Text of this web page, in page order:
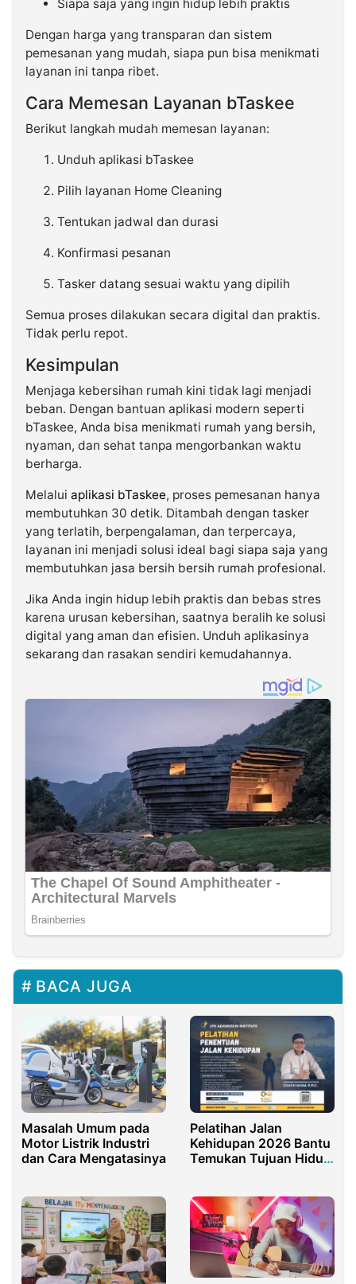
Siapa saja yang ingin hidup lebih praktis
Dengan harga yang transparan dan sistem
pemesanan yang mudah, siapa pun bisa menikmati
layanan ini tanpa ribet.
Cara Memesan Layanan bTaskee
Berikut langkah mudah memesan layanan:
Unduh aplikasi bTaskee
Pilih layanan Home Cleaning
Tentukan jadwal dan durasi
Konfirmasi pesanan
Tasker datang sesuai waktu yang dipilih
Semua proses dilakukan secara digital dan praktis.
Tidak perlu repot.
Kesimpulan
Menjaga kebersihan rumah kini tidak lagi menjadi
beban. Dengan bantuan aplikasi modern seperti
bTaskee, Anda bisa menikmati rumah yang bersih,
nyaman, dan sehat tanpa mengorbankan waktu
berharga.
Melalui aplikasi bTaskee, proses pemesanan hanya
membutuhkan 30 detik. Ditambah dengan tasker
yang terlatih, berpengalaman, dan terpercaya,
layanan ini menjadi solusi ideal bagi siapa saja yang
membutuhkan jasa bersih bersih rumah profesional.
Jika Anda ingin hidup lebih praktis dan bebas stres
karena urusan kebersihan, saatnya beralih ke solusi
digital yang aman dan efisien. Unduh aplikasinya
sekarang dan rasakan sendiri kemudahannya.
BACA JUGA
Masalah Umum pada
Motor Listrik Industri
dan Cara Mengatasinya
Pelatihan Jalan
Kehidupan 2026 Bantu
Temukan Tujuan Hidup